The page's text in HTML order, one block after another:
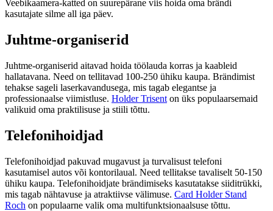
Veebikaamera-katted on suurepärane viis hoida oma brändi
kasutajate silme all iga päev.
Juhtme-organiserid
Juhtme-organiserid aitavad hoida töölauda korras ja kaableid
hallatavana. Need on tellitavad 100-250 ühiku kaupa. Brändimist
tehakse sageli laserkavandusega, mis tagab elegantse ja
professionaalse viimistluse. Holder Trisent on üks populaarsemaid
valikuid oma praktilisuse ja stiili tõttu.
Telefonihoidjad
Telefonihoidjad pakuvad mugavust ja turvalisust telefoni
kasutamisel autos või kontorilaual. Need tellitakse tavaliselt 50-150
ühiku kaupa. Telefonihoidjate brändimiseks kasutatakse siiditrükki,
mis tagab nähtavuse ja atraktiivse välimuse. Card Holder Stand
Roch on populaarne valik oma multifunktsionaalsuse tõttu.